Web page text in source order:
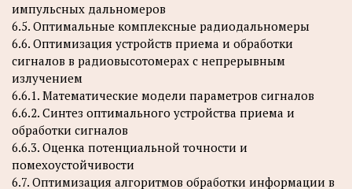
импульсных дальномеров
6.5. Оптимальные комплексные радиодальномеры
6.6. Оптимизация устройств приема и обработки
сигналов в радиовысотомерах с непрерывным
излучением
6.6.1. Математические модели параметров сигналов
6.6.2. Синтез оптимального устройства приема и
обработки сигналов
6.6.3. Оценка потенциальной точности и
помехоустойчивости
6.7. Оптимизация алгоритмов обработки информации в